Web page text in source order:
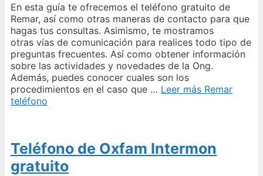
En esta guía te ofrecemos el teléfono gratuito de
Remar, así como otras maneras de contacto para que
hagas tus consultas. Asimismo, te mostramos
otras vías de comunicación para realices todo tipo de
preguntas frecuentes. Así como obtener información
sobre las actividades y novedades de la Ong.
Además, puedes conocer cuales son los
procedimientos en el caso que … Leer más Remar
teléfono
Teléfono de Oxfam Intermon
gratuito